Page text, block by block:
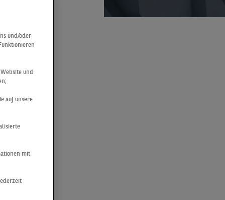
und/oder
und
auf unsere
mit